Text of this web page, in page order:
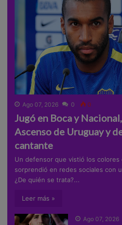
Ago 07, 2026 0 0
Jugó en Boca y
Ascenso de Uruguay y
cantante
Un defensor que vistió los colores
sorprendió en redes sociales con
¿De quién se trata?...
Leer más »
Ago 07, 2026